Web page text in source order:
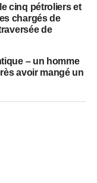
cinq pétroliers et
chargés de
de
– un homme
avoir mangé un